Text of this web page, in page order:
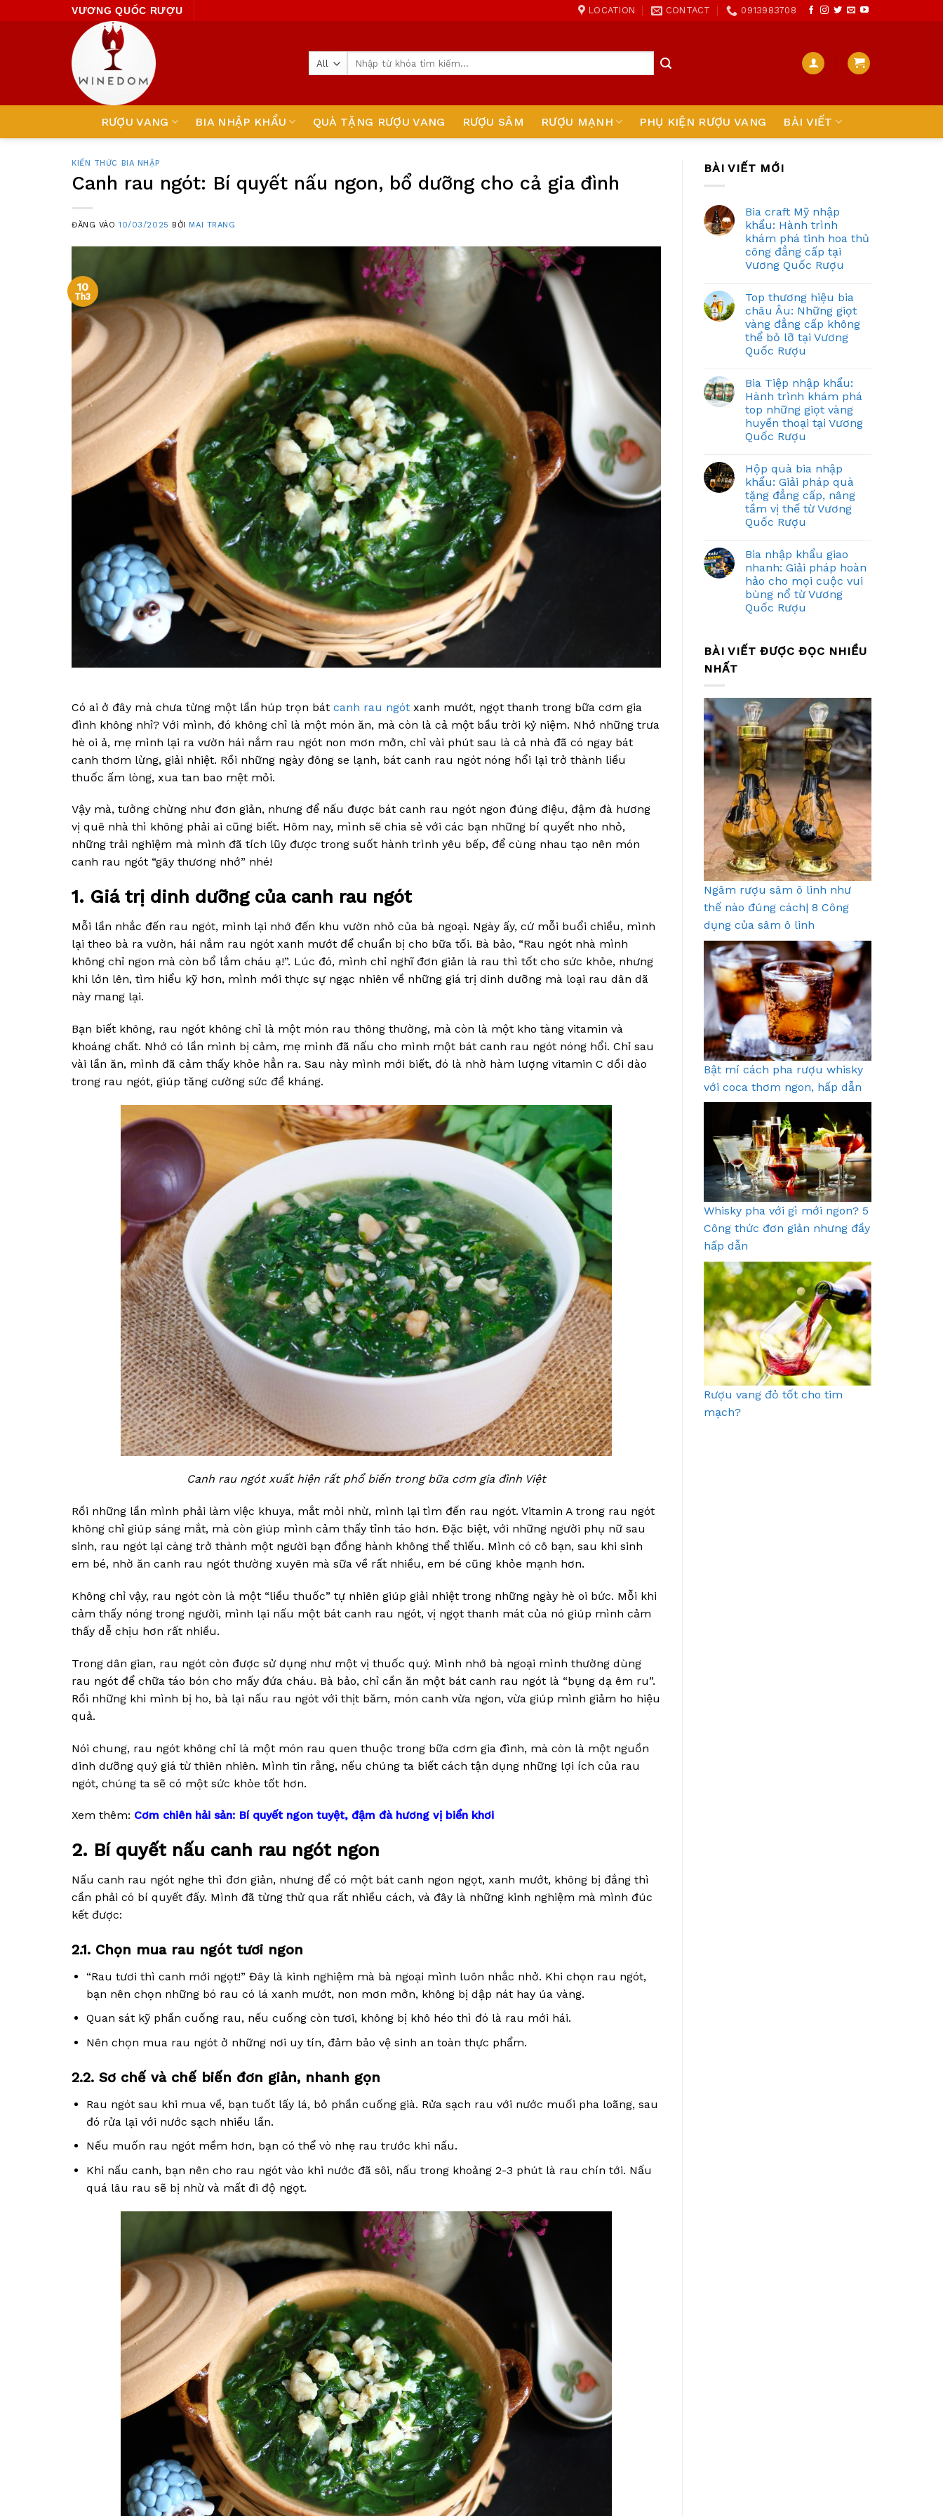
to
VƯƠNG QUỐC RƯỢU LOCATION CONTACT 0913983708
RƯỢU VANG BIA NHẬP KHẨU QUÀ TẶNG RƯỢU VANG RƯỢU SÂM RƯỢU MẠNH PHỤ KIỆN RƯỢU VANG BÀI VIẾT
KIẾN THỨC BIA NHẬP
Canh rau ngót: Bí quyết nấu ngon, bổ dưỡng cho cả gia đình
ĐĂNG VÀO10/03/2025 BỞI MAI TRANG
10
Th3
Có ai ở đây mà chưa từng một lần húp trọn bát canh rau ngót xanh mướt, ngọt thanh trong bữa cơm gia
đình không nhỉ? Với mình, đó không chỉ là một món ăn, mà còn là cả một bầu trời kỷ niệm. Nhớ những trưa
hè oi ả, mẹ mình lại ra vườn hái nắm rau ngót non mơn mởn, chỉ vài phút sau là cả nhà đã có ngay bát
canh thơm lừng, giải nhiệt. Rồi những ngày đông se lạnh, bát canh rau ngót nóng hổi lại trở thành liều
thuốc ấm lòng, xua tan bao mệt mỏi.
Vậy mà, tưởng chừng như đơn giản, nhưng để nấu được bát canh rau ngót ngon đúng điệu, đậm đà hương
vị quê nhà thì không phải ai cũng biết. Hôm nay, mình sẽ chia sẻ với các bạn những bí quyết nho nhỏ,
những trải nghiệm mà mình đã tích lũy được trong suốt hành trình yêu bếp, để cùng nhau tạo nên món
canh rau ngót “gây thương nhớ” nhé!
1. Giá trị dinh dưỡng của canh rau ngót
Mỗi lần nhắc đến rau ngót, mình lại nhớ đến khu vườn nhỏ của bà ngoại. Ngày ấy, cứ mỗi buổi chiều, mình
lại theo bà ra vườn, hái nắm rau ngót xanh mướt để chuẩn bị cho bữa tối. Bà bảo, “Rau ngót nhà mình
không chỉ ngon mà còn bổ lắm cháu ạ!”. Lúc đó, mình chỉ nghĩ đơn giản là rau thì tốt cho sức khỏe, nhưng
khi lớn lên, tìm hiểu kỹ hơn, mình mới thực sự ngạc nhiên về những giá trị dinh dưỡng mà loại rau dân dã
này mang lại.
Bạn biết không, rau ngót không chỉ là một món rau thông thường, mà còn là một kho tàng vitamin và
khoáng chất. Nhớ có lần mình bị cảm, mẹ mình đã nấu cho mình một bát canh rau ngót nóng hổi. Chỉ sau
vài lần ăn, mình đã cảm thấy khỏe hẳn ra. Sau này mình mới biết, đó là nhờ hàm lượng vitamin C dồi dào
trong rau ngót, giúp tăng cường sức đề kháng.
Canh rau ngót xuất hiện rất phổ biến trong bữa cơm gia đình Việt
Rồi những lần mình phải làm việc khuya, mắt mỏi nhừ, mình lại tìm đến rau ngót. Vitamin A trong rau ngót
không chỉ giúp sáng mắt, mà còn giúp mình cảm thấy tỉnh táo hơn. Đặc biệt, với những người phụ nữ sau
sinh, rau ngót lại càng trở thành một người bạn đồng hành không thể thiếu. Mình có cô bạn, sau khi sinh
em bé, nhờ ăn canh rau ngót thường xuyên mà sữa về rất nhiều, em bé cũng khỏe mạnh hơn.
Không chỉ vậy, rau ngót còn là một “liều thuốc” tự nhiên giúp giải nhiệt trong những ngày hè oi bức. Mỗi khi
cảm thấy nóng trong người, mình lại nấu một bát canh rau ngót, vị ngọt thanh mát của nó giúp mình cảm
thấy dễ chịu hơn rất nhiều.
Trong dân gian, rau ngót còn được sử dụng như một vị thuốc quý. Mình nhớ bà ngoại mình thường dùng
rau ngót để chữa táo bón cho mấy đứa cháu. Bà bảo, chỉ cần ăn một bát canh rau ngót là “bụng dạ êm ru”.
Rồi những khi mình bị ho, bà lại nấu rau ngót với thịt băm, món canh vừa ngon, vừa giúp mình giảm ho hiệu
quả.
Nói chung, rau ngót không chỉ là một món rau quen thuộc trong bữa cơm gia đình, mà còn là một nguồn
dinh dưỡng quý giá từ thiên nhiên. Mình tin rằng, nếu chúng ta biết cách tận dụng những lợi ích của rau
ngót, chúng ta sẽ có một sức khỏe tốt hơn.
Xem thêm: Cơm chiên hải sản: Bí quyết ngon tuyệt, đậm đà hương vị biển khơi
2. Bí quyết nấu canh rau ngót ngon
Nấu canh rau ngót nghe thì đơn giản, nhưng để có một bát canh ngon ngọt, xanh mướt, không bị đắng thì
cần phải có bí quyết đấy. Mình đã từng thử qua rất nhiều cách, và đây là những kinh nghiệm mà mình đúc
kết được:
2.1. Chọn mua rau ngót tươi ngon
“Rau tươi thì canh mới ngọt!” Đây là kinh nghiệm mà bà ngoại mình luôn nhắc nhở. Khi chọn rau ngót,
bạn nên chọn những bó rau có lá xanh mướt, non mơn mởn, không bị dập nát hay úa vàng.
Quan sát kỹ phần cuống rau, nếu cuống còn tươi, không bị khô héo thì đó là rau mới hái.
Nên chọn mua rau ngót ở những nơi uy tín, đảm bảo vệ sinh an toàn thực phẩm.
2.2. Sơ chế và chế biến đơn giản, nhanh gọn
Rau ngót sau khi mua về, bạn tuốt lấy lá, bỏ phần cuống già. Rửa sạch rau với nước muối pha loãng, sau
đó rửa lại với nước sạch nhiều lần.
Nếu muốn rau ngót mềm hơn, bạn có thể vò nhẹ rau trước khi nấu.
Khi nấu canh, bạn nên cho rau ngót vào khi nước đã sôi, nấu trong khoảng 2-3 phút là rau chín tới. Nấu
quá lâu rau sẽ bị nhừ và mất đi độ ngọt.
BÀI VIẾT MỚI
Bia craft Mỹ nhập
khẩu: Hành trình
khám phá tinh hoa thủ
công đẳng cấp tại
Vương Quốc Rượu
Top thương hiệu bia
châu Âu: Những giọt
vàng đẳng cấp không
thể bỏ lỡ tại Vương
Quốc Rượu
Bia Tiệp nhập khẩu:
Hành trình khám phá
top những giọt vàng
huyền thoại tại Vương
Quốc Rượu
Hộp quà bia nhập
khẩu: Giải pháp quà
tặng đẳng cấp, nâng
tầm vị thế từ Vương
Quốc Rượu
Bia nhập khẩu giao
nhanh: Giải pháp hoàn
hảo cho mọi cuộc vui
bùng nổ từ Vương
Quốc Rượu
BÀI VIẾT ĐƯỢC ĐỌC NHIỀU
NHẤT
Ngâm rượu sâm ô linh như
thế nào đúng cách| 8 Công
dụng của sâm ô linh
Bật mí cách pha rượu whisky
với coca thơm ngon, hấp dẫn
Whisky pha với gì mới ngon? 5
Công thức đơn giản nhưng đầy
hấp dẫn
Rượu vang đỏ tốt cho tim
mạch?